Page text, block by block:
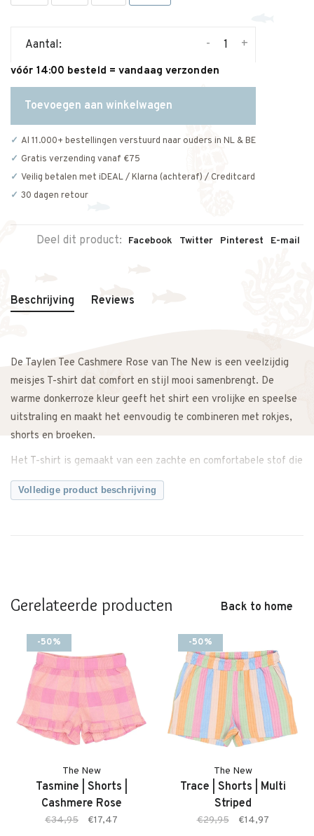
Aantal: +
-
vóór 14:00 besteld = vandaag verzonden
Toevoegen aan winkelwagen
Al 11.000+ bestellingen verstuurd naar ouders in NL & BE
Gratis verzending vanaf €75
Veilig betalen met iDEAL / Klarna (achteraf) / Creditcard
30 dagen retour
Deel dit product: Facebook Twitter Pinterest E-mail
Beschrijving Reviews
De Taylen Tee Cashmere Rose van The New is een veelzijdig
meisjes T-shirt dat comfort en stijl mooi samenbrengt. De
warme donkerroze kleur geeft het shirt een vrolijke en speelse
uitstraling en maakt het eenvoudig te combineren met rokjes,
shorts en broeken.
Het T-shirt is gemaakt van een zachte en comfortabele stof die
prettig aanvoelt op de huid. Dankzij de fijne pasvorm heeft je
kindje voldoende bewegingsvrijheid om de hele dag te spelen,
Een comfortabele basic die gemakkelijk te combineren is en
Twijfel je ergens over? Neem gerust contact met ons op. We
adviseren je graag.
Kenmerken
• Meisjes T-shirt van The New
• Model: Taylen Tee
• Kleur: Cashmere Rose (donkerroze)
• Fijne pasvorm
• Makkelijk te combineren
• Geschikt voor dagelijks gebruik
Volledige product beschrijving
Gerelateerde producten Back to home
-50%
The New
Tasmine | Shorts |
Cashmere Rose
€34,95 €17,47
-50%
The New
Trace | Shorts | Multi
Striped
€29,95 €14,97